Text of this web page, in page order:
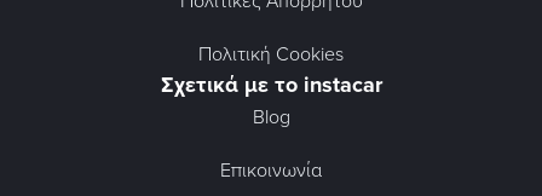
Πολιτική Cookies
Σχετικά με το instacar
Blog
Επικοινωνία